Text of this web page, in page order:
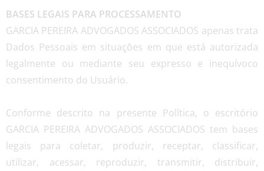
BASES LEGAIS PARA PROCESSAMENTO
GARCIA PEREIRA ADVOGADOS ASSOCIADOS apenas trata
Dados Pessoais em situações em que está autorizada
legalmente ou mediante seu expresso e inequívoco
consentimento do Usuário.
Conforme descrito na presente Política, o escritório
GARCIA PEREIRA ADVOGADOS ASSOCIADOS tem bases
legais para coletar, produzir, receptar, classificar,
utilizar, acessar, reproduzir, transmitir, distribuir,